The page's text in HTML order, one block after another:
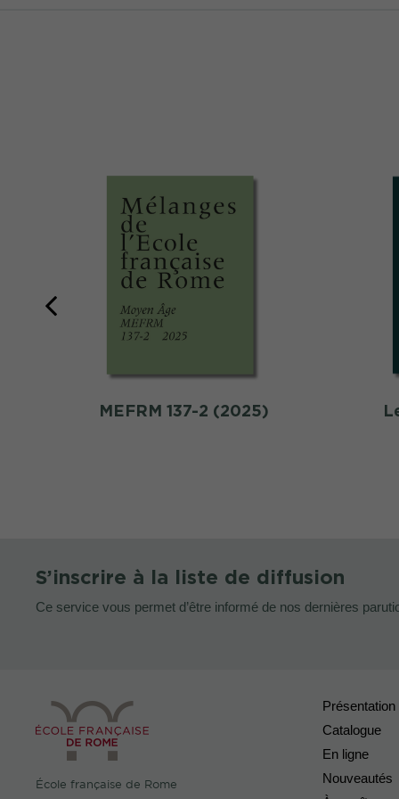
MEFRM 137-2 (2025)
S’inscrire à la liste de diffusion
Ce service vous permet d’être informé de nos dernières
École française de Rome
Présentation
Catalogue
En ligne
Nouveautés